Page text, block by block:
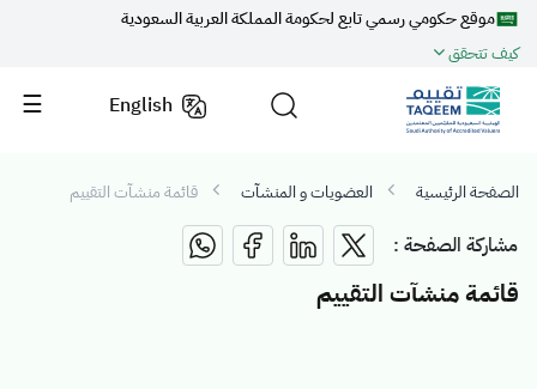
موقع حكومي رسمي تابع لحكومة المملكة العربية السعودية
كيف تتحقق
English
الصفحة الرئيسية العضويات و المنشآت قائمة منشآت التقييم
مشاركة الصفحة :
قائمة منشآت التقييم